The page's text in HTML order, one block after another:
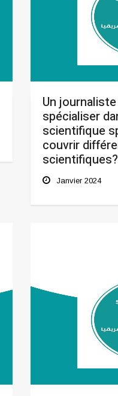
Un
spécialiser
scientifique
couvrir
scientifiques?
Janvier 2024